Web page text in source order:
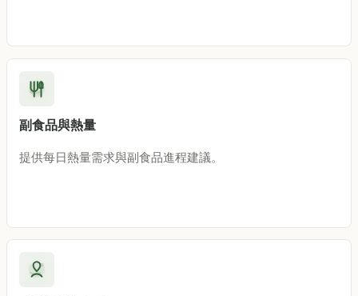
副食品與熱量
提供每日熱量需求與副食品進程建議。